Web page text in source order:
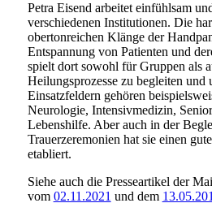
Petra Eisend arbeitet einfühlsam
verschiedenen Institutionen. Die
obertonreichen Klänge der
Entspannung von Patienten und
spielt dort sowohl für Gruppen als
Heilungsprozesse zu begleiten und
Einsatzfeldern gehören
Neurologie, Intensivmedizin,
Lebenshilfe. Aber auch in der
Trauerzeremonien hat sie einen
etabliert.
Siehe auch die Presseartikel der
vom 02.11.2021 und dem